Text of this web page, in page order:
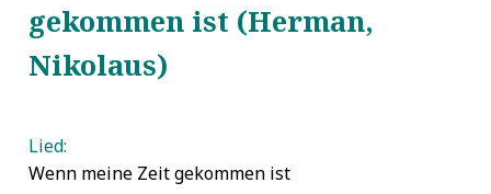
gekommen ist (Herman,
Nikolaus)
Lied:
Wenn meine Zeit gekommen ist